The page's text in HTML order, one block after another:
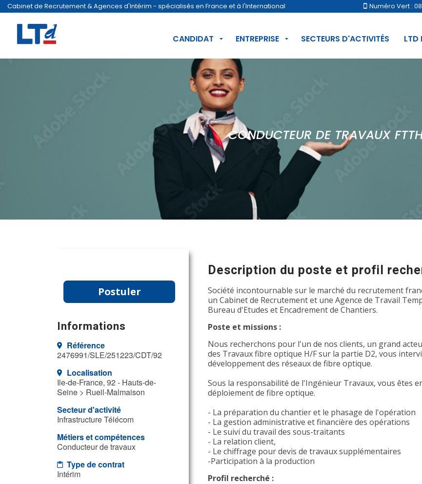
Cabinet de Recrutement & Agences d'Intérim - spécialisés en France et à l'International Numéro Vert :
CANDIDAT ENTREPRISE SECTEURS D'ACTIVITÉS LTD
CONDUCTEUR DE TRAVAUX
Postuler
Informations
Référence
2476991/SLE/251223/CDT/92
Localisation
Ile-de-France, 92 - Hauts-de-
Seine > Rueil-Malmaison
Secteur d'activité
Infrastructure Télécom
Métiers et compétences
Conducteur de travaux
Type de contrat
Intérim
Description du poste et profil
Société incontournable sur le marché du recrutement
un Cabinet de Recrutement et une Agence de Travail
Bureau d'Etudes et Encadrement de Chantiers.
Poste et missions :
Nous recherchons pour l'un de nos clients, un grand
des Travaux fibre optique H/F sur la partie D2, vous
développement des réseaux de fibre optique.
Sous la responsabilité de l'Ingénieur Travaux, vous êtes
déploiement de fibre optique.
- La préparation du chantier et le phasage de l'opération
- La gestion administrative et financière des opérations
- Le suivi du travail des sous-traitants
- La relation client,
- Le chiffrage pour devis de travaux supplémentaires
-Participation à la production
Profil recherché :